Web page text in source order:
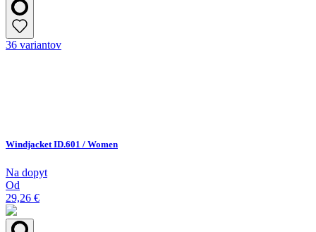
36 variantov
Windjacket ID.601 / Women
Na dopyt
Od
29,26 €